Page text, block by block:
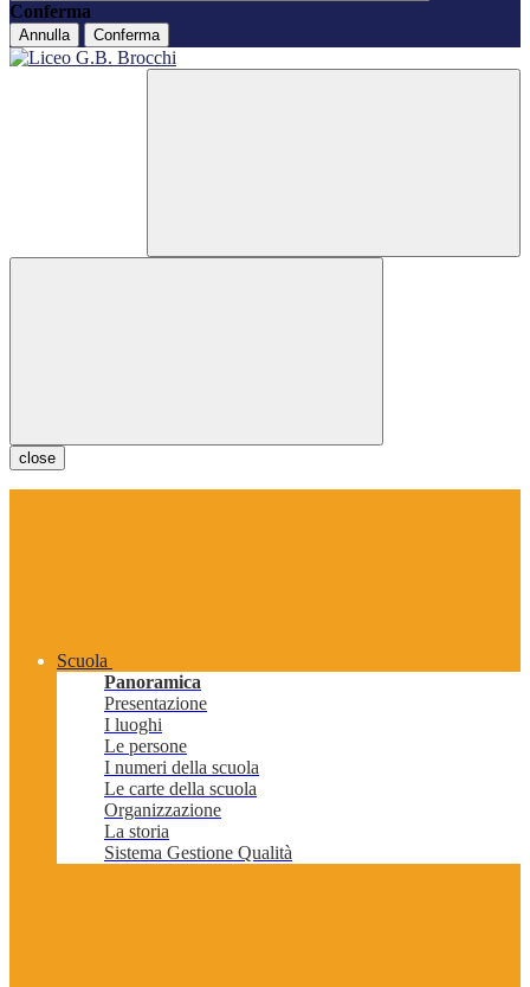
Conferma
Annulla Conferma
close
Scuola
Panoramica
Presentazione
I luoghi
Le persone
I numeri della scuola
Le carte della scuola
Organizzazione
La storia
Sistema Gestione Qualità